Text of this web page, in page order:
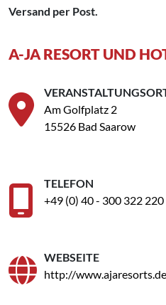
Versand per Post.
A-JA RESORT UND
Am Golfplatz 2
15526 Bad Saarow
TELEFON
+49 (0) 40 - 300 322 220
WEBSEITE
http://www.ajaresorts.de